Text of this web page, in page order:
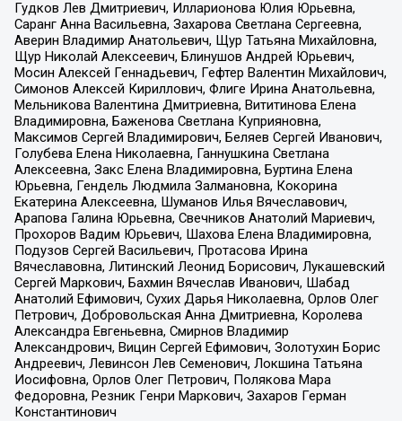
Гудков Лев Дмитриевич, Илларионова Юлия Юрьевна,
Саранг Анна Васильевна, Захарова Светлана Сергеевна,
Аверин Владимир Анатольевич, Щур Татьяна Михайловна,
Щур Николай Алексеевич, Блинушов Андрей Юрьевич,
Мосин Алексей Геннадьевич, Гефтер Валентин Михайлович,
Симонов Алексей Кириллович, Флиге Ирина Анатольевна,
Мельникова Валентина Дмитриевна, Вититинова Елена
Владимировна, Баженова Светлана Куприяновна,
Максимов Сергей Владимирович, Беляев Сергей Иванович,
Голубева Елена Николаевна, Ганнушкина Светлана
Алексеевна, Закс Елена Владимировна, Буртина Елена
Юрьевна, Гендель Людмила Залмановна, Кокорина
Екатерина Алексеевна, Шуманов Илья Вячеславович,
Арапова Галина Юрьевна, Свечников Анатолий Мариевич,
Прохоров Вадим Юрьевич, Шахова Елена Владимировна,
Подузов Сергей Васильевич, Протасова Ирина
Вячеславовна, Литинский Леонид Борисович, Лукашевский
Сергей Маркович, Бахмин Вячеслав Иванович, Шабад
Анатолий Ефимович, Сухих Дарья Николаевна, Орлов Олег
Петрович, Добровольская Анна Дмитриевна, Королева
Александра Евгеньевна, Смирнов Владимир
Александрович, Вицин Сергей Ефимович, Золотухин Борис
Андреевич, Левинсон Лев Семенович, Локшина Татьяна
Иосифовна, Орлов Олег Петрович, Полякова Мара
Федоровна, Резник Генри Маркович, Захаров Герман
Константинович